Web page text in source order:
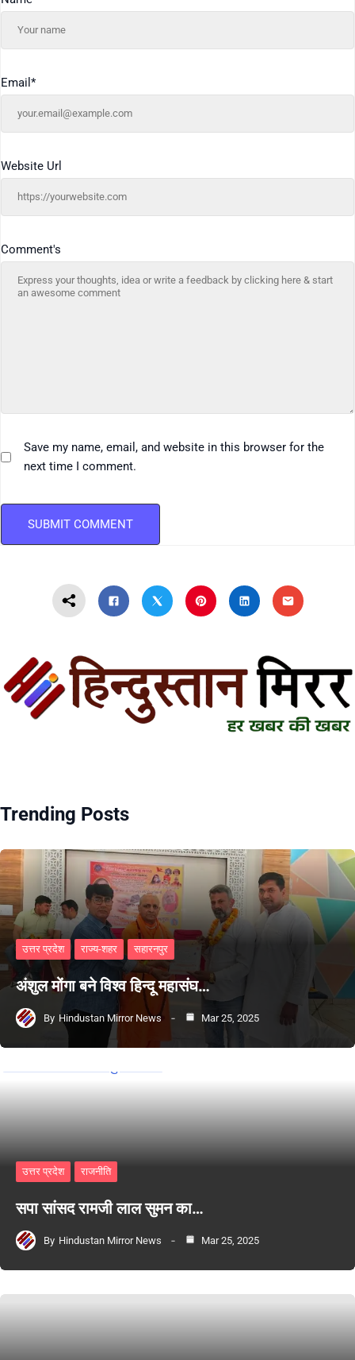
Comment's
Email *
Website Url
Save my name, email, and website in this browser for the
next time I comment.
Trending Posts
उत्तर प्रदेश राज्य-शहर सहारनपुर
अंशुल मोंगा बने विश्व हिन्दू महासंघ…
By Hindustan Mirror News Mar 25, 2025
उत्तर प्रदेश राजनीति
सपा सांसद रामजी लाल सुमन का…
By Hindustan Mirror News Mar 25, 2025